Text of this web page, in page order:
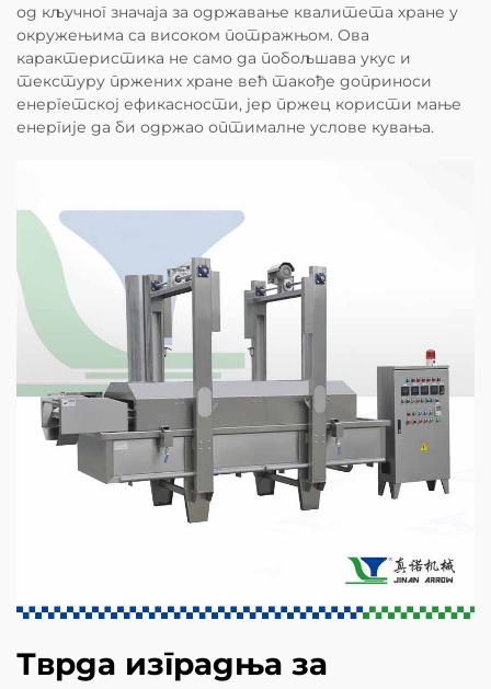
од кључног значаја за одржавање квалитета хране у
окружењима са високом потражњом. Ова
карактеристика не само да побољшава укус и
текстуру пржених хране већ такође доприноси
енергетској ефикасности, јер пржец користи мање
енергије да би одржао оптималне услове кувања.
Тврда изградња за